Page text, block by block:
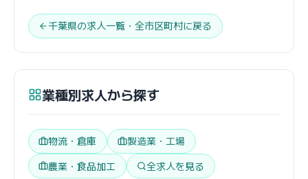
千葉県の求人一覧・全市区町村に戻る
業種別求人から探す
物流・倉庫
製造業・工場
農業・食品加工
全求人を見る